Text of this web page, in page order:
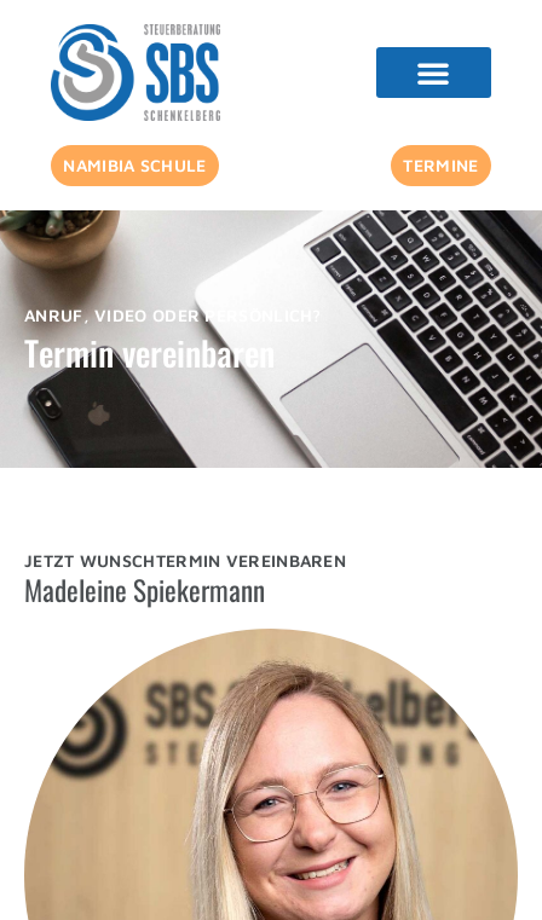
NAMIBIA SCHULE TERMINE
ANRUF, VIDEO ODER PERSÖNLICH?
Termin vereinbaren
JETZT WUNSCHTERMIN VEREINBAREN
Madeleine Spiekermann